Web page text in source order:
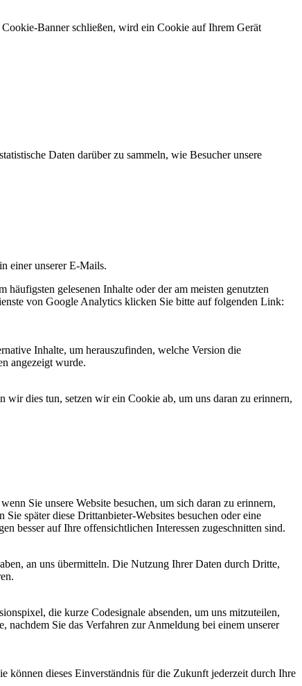
Banner schließen, wird ein Cookie auf Ihrem Gerät
Daten darüber zu sammeln, wie Besucher unsere
einer unserer E-Mails.
gelesenen Inhalte oder der am meisten genutzten
von Google Analytics klicken Sie bitte auf folgenden Link:
Inhalte, um herauszufinden, welche Version die
angezeigt wurde.
wir dies tun, setzen wir ein Cookie ab, um uns daran zu erinnern,
Sie unsere Website besuchen, um sich daran zu erinnern,
später diese Drittanbieter-Websites besuchen oder eine
besser auf Ihre offensichtlichen Interessen zugeschnitten sind.
an uns übermitteln. Die Nutzung Ihrer Daten durch Dritte,
die kurze Codesignale absenden, um uns mitzuteilen,
nachdem Sie das Verfahren zur Anmeldung bei einem unserer
können dieses Einverständnis für die Zukunft jederzeit durch Ihre